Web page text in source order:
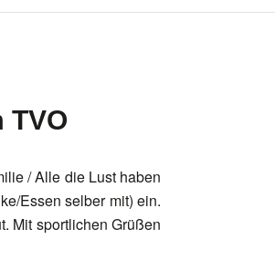
TVO
/ Alle die Lust haben
Essen selber mit) ein.
Mit sportlichen Grüßen